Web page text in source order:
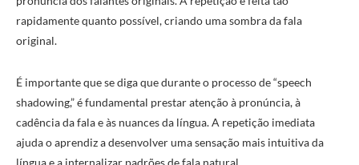
rapidamente quanto possível, criando uma sombra da fala
original.
É importante que se diga que durante o processo de “speech
shadowing,” é fundamental prestar atenção à pronúncia, à
cadência da fala e às nuances da língua. A repetição imediata
ajuda o aprendiz a desenvolver uma sensação mais intuitiva da
língua e a internalizar padrões de fala natural.